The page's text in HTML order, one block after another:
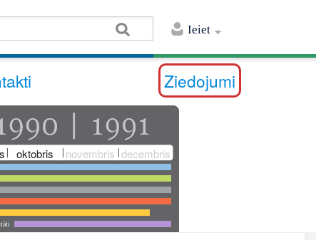
Ieiet
Ziedojumi
oktobris novembris decembris